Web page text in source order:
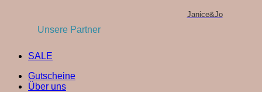
Janice&Jo
SALE
Gutscheine
Über uns
Unsere Partner